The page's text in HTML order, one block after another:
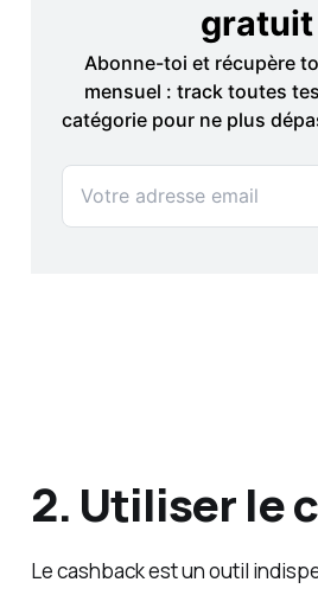
2. Utiliser le
Le cashback est un outil